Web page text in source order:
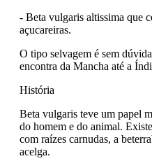
- Beta vulgaris altissima que
açucareiras.
O tipo selvagem é sem
encontra da Mancha até a
História
Beta vulgaris teve um papel
do homem e do animal.
com raízes carnudas, a
acelga.